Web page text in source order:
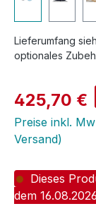
Lieferumfang
optionales
Verkaufspreis:
425,70 €
Preise inkl.
Versand)
Dieses
dem 16.08.2026